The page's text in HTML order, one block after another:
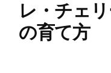
レ・チェ
の育て方